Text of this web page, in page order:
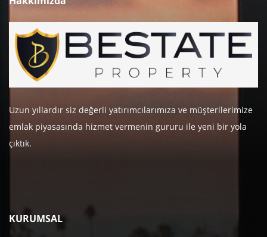
Uzun yıllardır siz değerli yatırımcılarımıza ve müşterilerimize
emlak piyasasında hizmet vermenin gururu ile yeni bir yola
çıktık.
KURUMSAL